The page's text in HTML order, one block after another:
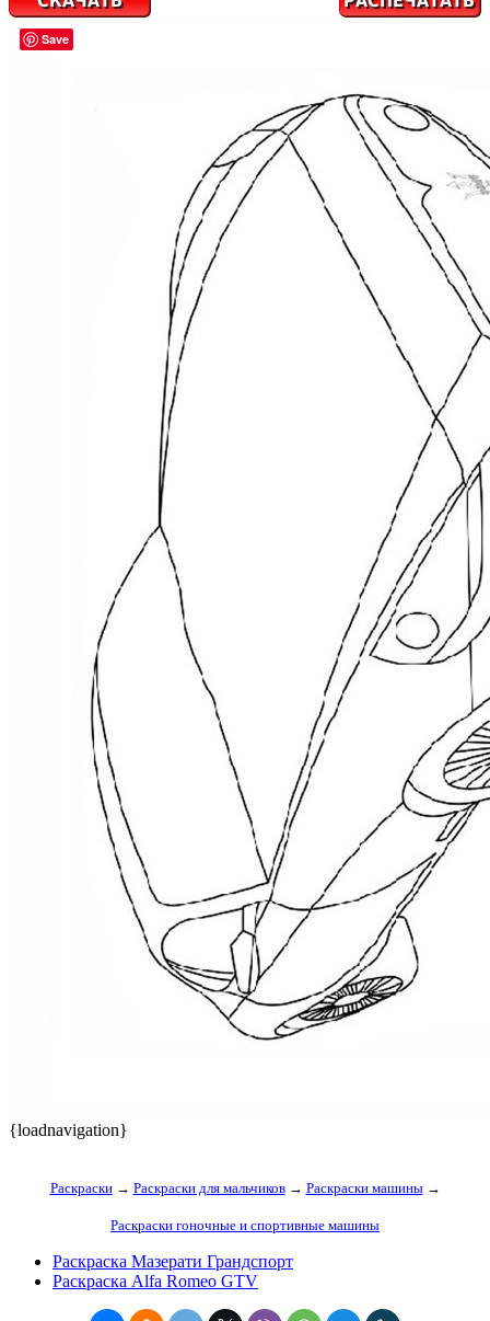
{loadnavigation}
Раскраски→ Раскраски для мальчиков→ Раскраски машины→
Раскраски гоночные и спортивные машины
Раскраска Мазерати Грандспорт
Раскраска Alfa Romeo GTV
Save